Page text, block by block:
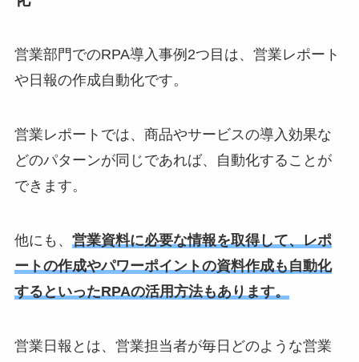
営業部門でのRPA導入事例2つ目は、営業レポート
や日報の作成自動化です。
営業レポートでは、商品やサービスの導入効果な
どのパターンが同じであれば、自動化することが
できます。
他にも、 営業資料に必要な情報を取得して、レポ
ートの作成やパワーポイントの資料作成も自動化
するといったRPAの活用方法もあります。
営業日報とは、営業担当者が毎日どのような営業